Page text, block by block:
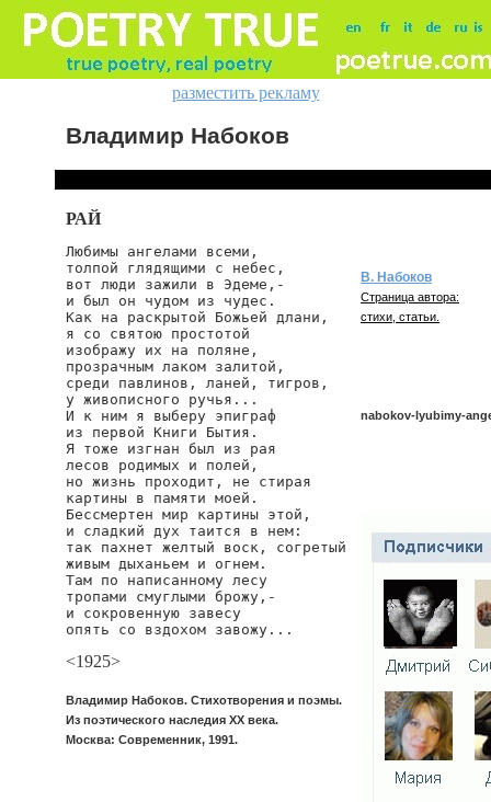
разместить рекламу
Владимир Набоков
РАЙ
Любимы ангелами всеми,
толпой глядящими с небес,
вот люди зажили в Эдеме,-
и был он чудом из чудес.
Как на раскрытой Божьей длани,
я со святою простотой
изображу их на поляне,
прозрачным лаком залитой,
среди павлинов, ланей, тигров,
у живописного ручья...
И к ним я выберу эпиграф
из первой Книги Бытия.
Я тоже изгнан был из рая
лесов родимых и полей,
но жизнь проходит, не стирая
картины в памяти моей.
Бессмертен мир картины этой,
и сладкий дух таится в нем:
так пахнет желтый воск, согретый
живым дыханьем и огнем.
Там по написанному лесу
тропами смуглыми брожу,-
и сокровенную завесу
опять со вздохом завожу...
<1925>
Владимир Набоков. Стихотворения и поэмы.
Из поэтического наследия XX века.
Москва: Современник, 1991.
В. Набоков
Страница автора:
стихи, статьи.
nabokov-lyubimy-